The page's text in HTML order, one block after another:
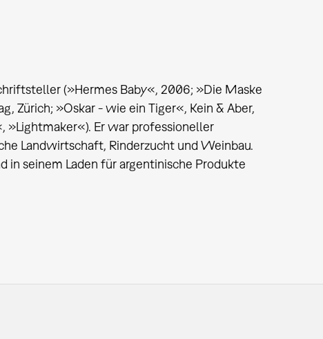
(»Hermes Baby«, 2006; »Die Maske
Zürich; »Oskar - wie ein Tiger«, Kein & Aber,
»Lightmaker«). Er war professioneller
Landwirtschaft, Rinderzucht und Weinbau.
in seinem Laden für argentinische Produkte